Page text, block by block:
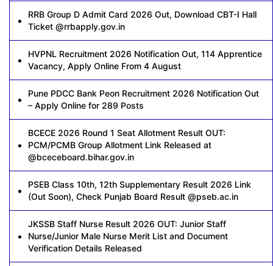
RRB Group D Admit Card 2026 Out, Download CBT-I Hall
Ticket @rrbapply.gov.in
HVPNL Recruitment 2026 Notification Out, 114 Apprentice
Vacancy, Apply Online From 4 August
Pune PDCC Bank Peon Recruitment 2026 Notification Out
– Apply Online for 289 Posts
BCECE 2026 Round 1 Seat Allotment Result OUT:
PCM/PCMB Group Allotment Link Released at
@bceceboard.bihar.gov.in
PSEB Class 10th, 12th Supplementary Result 2026 Link
(Out Soon), Check Punjab Board Result @pseb.ac.in
JKSSB Staff Nurse Result 2026 OUT: Junior Staff
Nurse/Junior Male Nurse Merit List and Document
Verification Details Released